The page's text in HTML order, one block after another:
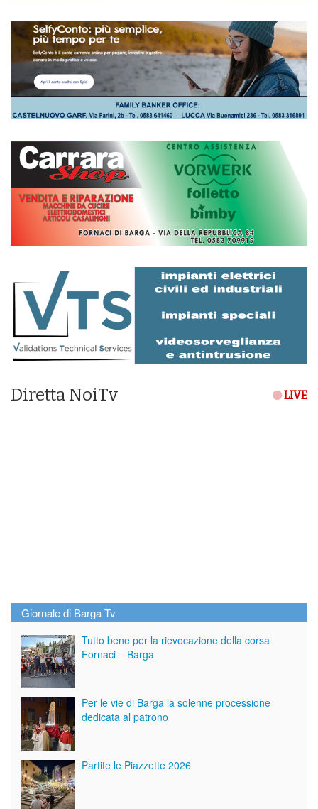
Diretta NoiTv LIVE
Giornale di Barga Tv
Tutto bene per la rievocazione della corsa
Fornaci – Barga
Per le vie di Barga la solenne processione
dedicata al patrono
Partite le Piazzette 2026